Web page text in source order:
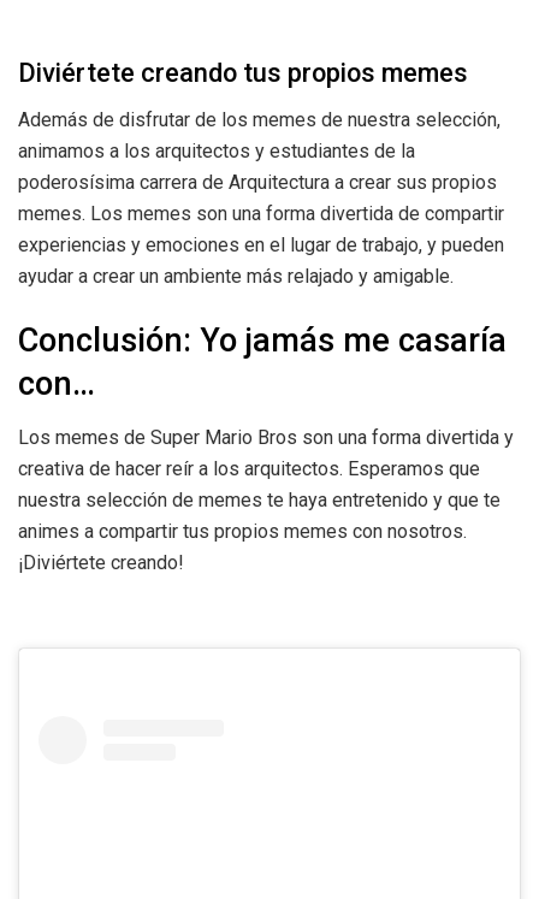
Diviértete creando tus propios memes
Además de disfrutar de los memes de nuestra selección,
animamos a los arquitectos y estudiantes de la
poderosísima carrera de Arquitectura a crear sus propios
memes. Los memes son una forma divertida de compartir
experiencias y emociones en el lugar de trabajo, y pueden
ayudar a crear un ambiente más relajado y amigable.
Conclusión: Yo jamás me casaría
con…
Los memes de Super Mario Bros son una forma divertida y
creativa de hacer reír a los arquitectos. Esperamos que
nuestra selección de memes te haya entretenido y que te
animes a compartir tus propios memes con nosotros.
¡Diviértete creando!